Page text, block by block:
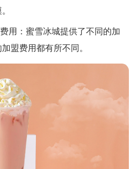
用：蜜雪冰城提供了不同的加
盟费用都有所不同。